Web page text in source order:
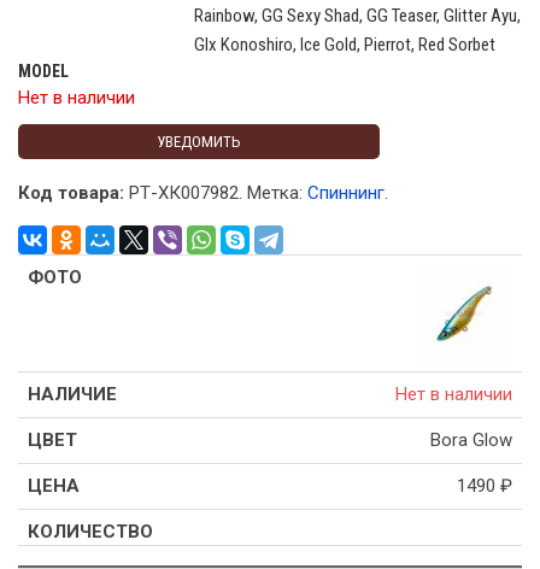
Rainbow, GG Sexy Shad, GG Teaser, Glitter Ayu,
Glx Konoshiro, Ice Gold, Pierrot, Red Sorbet
MODEL
Нет в наличии
УВЕДОМИТЬ
Код товара: РТ-ХК007982. Метка: Спиннинг.
Нет в наличии
Bora Glow
1490 ₽